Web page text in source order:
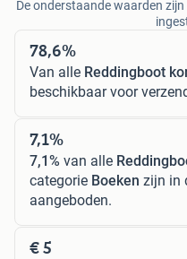
De onderstaande waarden
78,6%
Van alle Reddingboot
beschikbaar voor
7,1%
7,1% van alle
categorie Boeken zijn in
aangeboden.
€ 5